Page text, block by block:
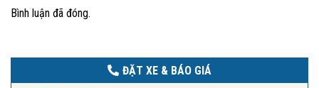
Bình luận đã đóng.
ĐẶT XE & BÁO GIÁ